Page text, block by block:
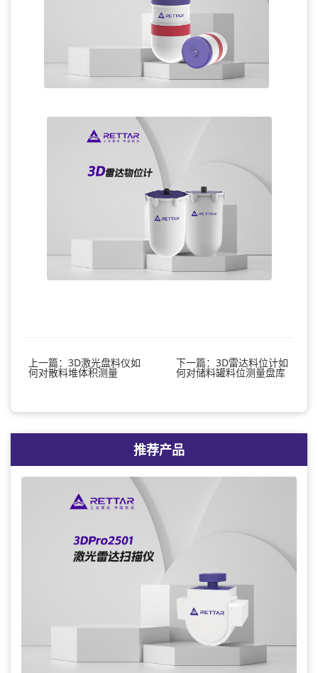
上一篇：3D激光盘料仪如
何对散料堆体积测量
下一篇：3D雷达料位计如
何对储料罐料位测量盘库
推荐产品